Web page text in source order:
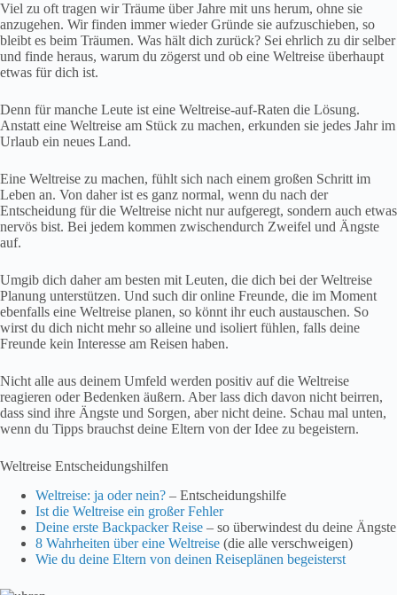
Viel zu oft tragen wir Träume über Jahre mit uns herum, ohne sie
anzugehen. Wir finden immer wieder Gründe sie aufzuschieben, so
bleibt es beim Träumen. Was hält dich zurück? Sei ehrlich zu dir selber
und finde heraus, warum du zögerst und ob eine Weltreise überhaupt
etwas für dich ist.
Denn für manche Leute ist eine Weltreise-auf-Raten die Lösung.
Anstatt eine Weltreise am Stück zu machen, erkunden sie jedes Jahr im
Urlaub ein neues Land.
Eine Weltreise zu machen, fühlt sich nach einem großen Schritt im
Leben an. Von daher ist es ganz normal, wenn du nach der
Entscheidung für die Weltreise nicht nur aufgeregt, sondern auch etwas
nervös bist. Bei jedem kommen zwischendurch Zweifel und Ängste
auf.
Umgib dich daher am besten mit Leuten, die dich bei der Weltreise
Planung unterstützen. Und such dir online Freunde, die im Moment
ebenfalls eine Weltreise planen, so könnt ihr euch austauschen. So
wirst du dich nicht mehr so alleine und isoliert fühlen, falls deine
Freunde kein Interesse am Reisen haben.
Nicht alle aus deinem Umfeld werden positiv auf die Weltreise
reagieren oder Bedenken äußern. Aber lass dich davon nicht beirren,
dass sind ihre Ängste und Sorgen, aber nicht deine. Schau mal unten,
wenn du Tipps brauchst deine Eltern von der Idee zu begeistern.
Weltreise Entscheidungshilfen
Weltreise: ja oder nein? – Entscheidungshilfe
Ist die Weltreise ein großer Fehler
Deine erste Backpacker Reise – so überwindest du deine Ängste
8 Wahrheiten über eine Weltreise (die alle verschweigen)
Wie du deine Eltern von deinen Reiseplänen begeisterst